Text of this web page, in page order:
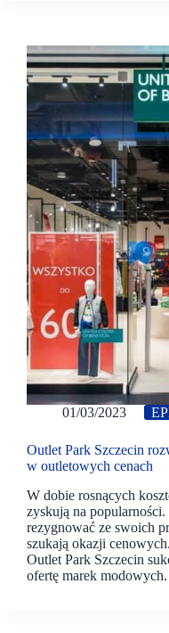
01/03/2023
Outlet Park Szczecin
w outletowych cenach
W dobie rosnących
zyskują na
rezygnować ze swoich
szukają okazji
Outlet Park Szczecin
ofertę marek modowych.